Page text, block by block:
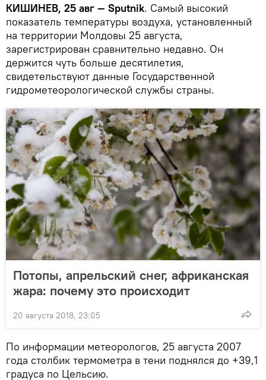
КИШИНЕВ, 25 авг — Sputnik. Самый высокий
показатель температуры воздуха, установленный
на территории Молдовы 25 августа,
зарегистрирован сравнительно недавно. Он
держится чуть больше десятилетия,
свидетельствуют данные Государственной
гидрометеорологической службы страны.
Потопы, апрельский снег, африканская
жара: почему это происходит
20 августа 2018, 23:05
По информации метеорологов, 25 августа 2007
года столбик термометра в тени поднялся до +39,1
градуса по Цельсию.